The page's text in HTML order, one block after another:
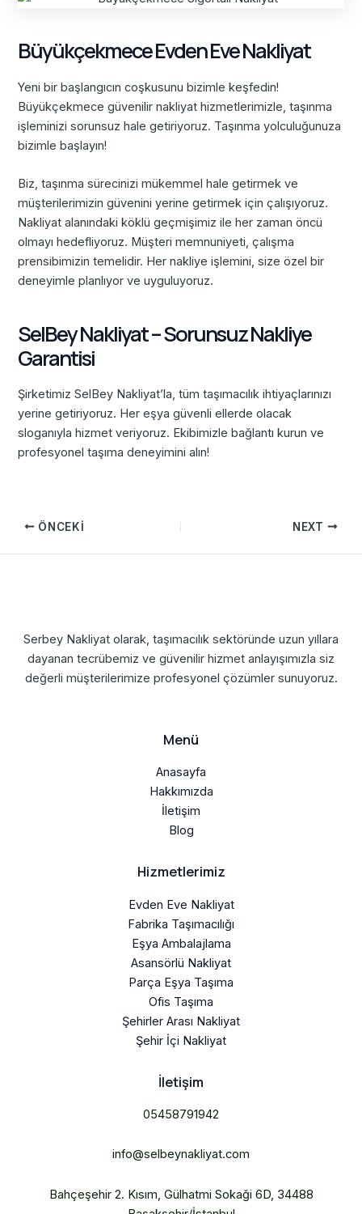
Büyükçekmece Evden Eve Nakliyat
Yeni bir başlangıcın coşkusunu bizimle keşfedin!
Büyükçekmece güvenilir nakliyat hizmetlerimizle, taşınma
işleminizi sorunsuz hale getiriyoruz. Taşınma yolculuğunuza
bizimle başlayın!
Biz, taşınma sürecinizi mükemmel hale getirmek ve
müşterilerimizin güvenini yerine getirmek için çalışıyoruz.
Nakliyat alanındaki köklü geçmişimiz ile her zaman öncü
olmayı hedefliyoruz. Müşteri memnuniyeti, çalışma
prensibimizin temelidir. Her nakliye işlemini, size özel bir
deneyimle planlıyor ve uyguluyoruz.
SelBey Nakliyat – Sorunsuz Nakliye
Garantisi
Şirketimiz SelBey Nakliyat’la, tüm taşımacılık ihtiyaçlarınızı
yerine getiriyoruz. Her eşya güvenli ellerde olacak
sloganıyla hizmet veriyoruz. Ekibimizle bağlantı kurun ve
profesyonel taşıma deneyimini alın!
ÖNCEKI NEXT
Serbey Nakliyat olarak, taşımacılık sektöründe uzun yıllara
dayanan tecrübemiz ve güvenilir hizmet anlayışımızla siz
değerli müşterilerimize profesyonel çözümler sunuyoruz.
Menü
Anasayfa
Hakkımızda
İletişim
Blog
Hizmetlerimiz
Evden Eve Nakliyat
Fabrika Taşımacılığı
Eşya Ambalajlama
Asansörlü Nakliyat
Parça Eşya Taşıma
Ofis Taşıma
Şehirler Arası Nakliyat
Şehir İçi Nakliyat
İletişim
05458791942
info@selbeynakliyat.com
Bahçeşehir 2. Kısım, Gülhatmi Sokaği 6D, 34488